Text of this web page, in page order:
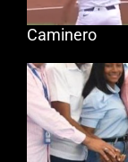
Caminero